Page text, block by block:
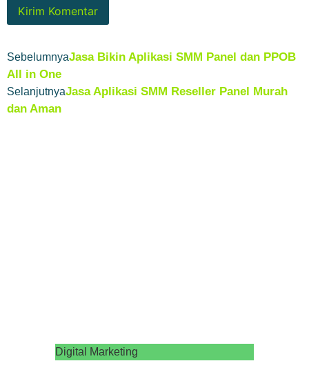
SebelumnyaJasa Bikin Aplikasi SMM Panel dan PPOB
All in One
SelanjutnyaJasa Aplikasi SMM Reseller Panel Murah
dan Aman
Digital Marketing